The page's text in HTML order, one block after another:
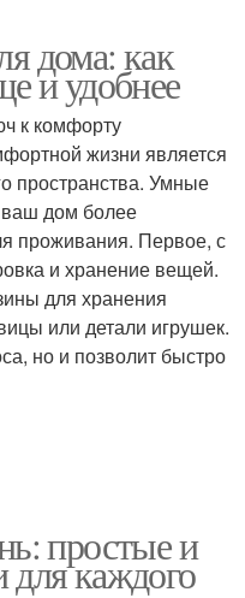
дома: как
и удобнее
к комфорту
жизни является
пространства. Умные
ваш дом более
проживания. Первое, с
и хранение вещей.
для хранения
или детали игрушек.
но и позволит быстро
простые и
каждого